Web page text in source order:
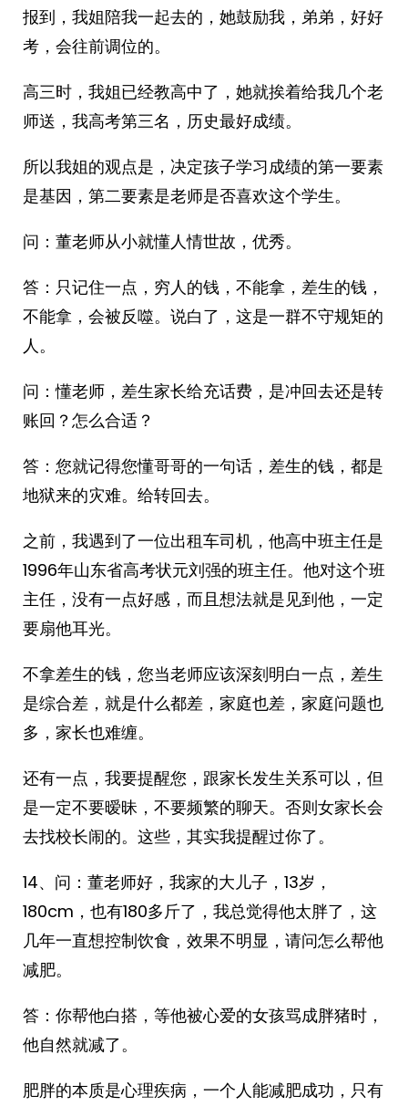
报到，我姐陪我一起去的，她鼓励我，弟弟，好好
考，会往前调位的。
高三时，我姐已经教高中了，她就挨着给我几个老
师送，我高考第三名，历史最好成绩。
所以我姐的观点是，决定孩子学习成绩的第一要素
是基因，第二要素是老师是否喜欢这个学生。
问：董老师从小就懂人情世故，优秀。
答：只记住一点，穷人的钱，不能拿，差生的钱，
不能拿，会被反噬。说白了，这是一群不守规矩的
人。
问：懂老师，差生家长给充话费，是冲回去还是转
账回？怎么合适？
答：您就记得您懂哥哥的一句话，差生的钱，都是
地狱来的灾难。给转回去。
之前，我遇到了一位出租车司机，他高中班主任是
1996年山东省高考状元刘强的班主任。他对这个班
主任，没有一点好感，而且想法就是见到他，一定
要扇他耳光。
不拿差生的钱，您当老师应该深刻明白一点，差生
是综合差，就是什么都差，家庭也差，家庭问题也
多，家长也难缠。
还有一点，我要提醒您，跟家长发生关系可以，但
是一定不要暧昧，不要频繁的聊天。否则女家长会
去找校长闹的。这些，其实我提醒过你了。
14、问：董老师好，我家的大儿子，13岁，
180cm，也有180多斤了，我总觉得他太胖了，这
几年一直想控制饮食，效果不明显，请问怎么帮他
减肥。
答：你帮他白搭，等他被心爱的女孩骂成胖猪时，
他自然就减了。
肥胖的本质是心理疾病，一个人能减肥成功，只有